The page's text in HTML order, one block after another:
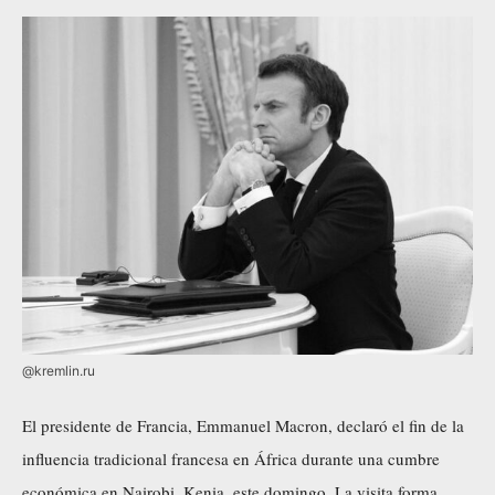
@kremlin.ru
El presidente de Francia, Emmanuel Macron, declaró el fin de la
influencia tradicional francesa en África durante una cumbre